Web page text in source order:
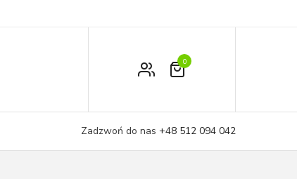
Moje konto
0
Zadzwoń do nas +48 512 094 042